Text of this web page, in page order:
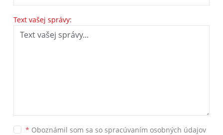
Text vašej správy:
* Oboznámil som sa so spracúvaním osobných údajov